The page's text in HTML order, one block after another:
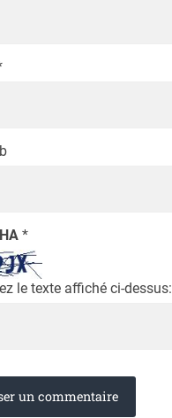
*
le texte affiché ci-dessus: